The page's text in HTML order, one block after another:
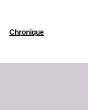
Chronique